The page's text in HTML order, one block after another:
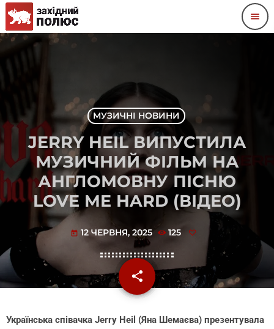
menu
МУЗИЧНІ НОВИНИ
JERRY HEIL ВИПУСТИЛА
МУЗИЧНИЙ ФІЛЬМ НА
АНГЛОМОВНУ ПІСНЮ
LOVE ME HARD (ВІДЕО)
today 12 ЧЕРВНЯ, 2025 125
share
email
Українська співачка Jerry Heil (Яна Шемаєва) презентувала